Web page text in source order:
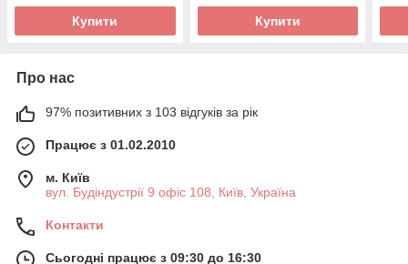
Купити Купити
Про нас
97% позитивних з 103 відгуків за рік
Працює з 01.02.2010
м. Київ
вул. Будіндустрії 9 офіс 108, Київ, Україна
Контакти
Сьогодні працює з 09:30 до 16:30